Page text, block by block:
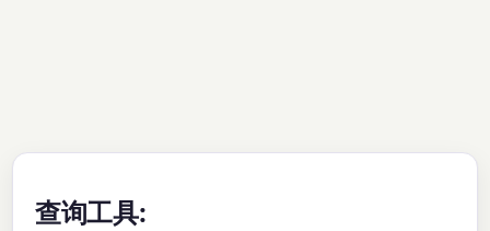
查询工具: